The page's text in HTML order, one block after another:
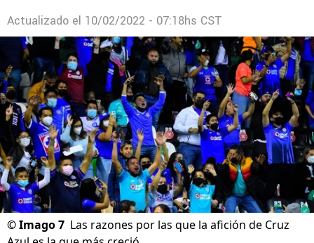
Actualizado el 10/02/2022 - 07:18hs CST
©Imago 7 Las razones por las que la afición de Cruz